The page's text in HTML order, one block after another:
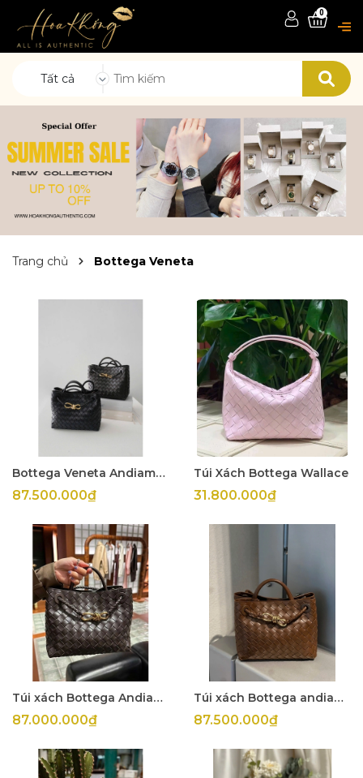
Tất cả
0
Trang chủ Bottega Veneta
Bottega Veneta Andiamo Small
87.500.000₫
Túi Xách Bottega Wallace
31.800.000₫
Túi xách Bottega Andiamo
87.000.000₫
Túi xách Bottega andiamo small
87.500.000₫